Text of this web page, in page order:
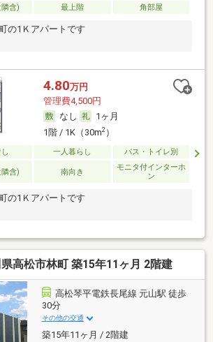
含)
最上階 角部屋
の1Ｋアパートです
4.80万円
管理費4,500円
なし
1ヶ月
1階 / 1K（30m2）
一人暮らし バス・トイレ別
含) 南向き
モニタ付インターホ
ン
の1Ｋアパートです
高松市林町 築15年11ヶ月 2階建
高松琴平電鉄長尾線 元山駅 徒歩
30分
その他の交通
築15年11ヶ月 / 2階建